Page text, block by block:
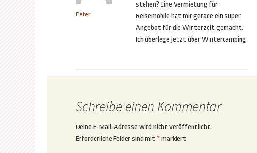
Peter
stehen? Eine Vermietung für
Reisemobile hat mir gerade ein super
Angebot für die Winterzeit gemacht.
Ich überlege jetzt über Wintercamping.
Schreibe einen Kommentar
Deine E-Mail-Adresse wird nicht veröffentlicht.
Erforderliche Felder sind mit * markiert